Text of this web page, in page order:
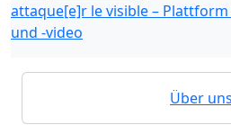
attaque[e]r le visible –
und -video
Über uns